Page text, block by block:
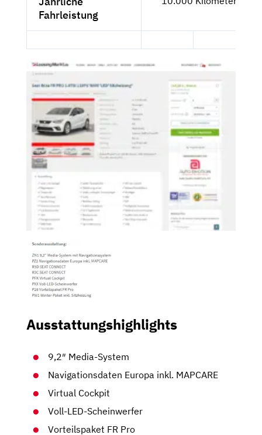
Fahrleistung
Ausstattungshighlights
9,2″ Media-System
Navigationsdaten Europa inkl. MAPCARE
Virtual Cockpit
Voll-LED-Scheinwerfer
Vorteilspaket FR Pro